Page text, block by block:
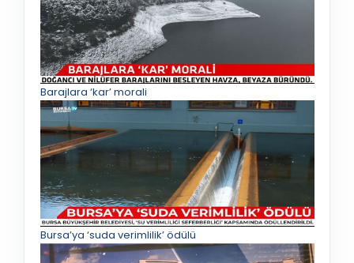
Barajlara ‘kar’ morali
Bursa’ya ‘suda verimlilik’ ödülü